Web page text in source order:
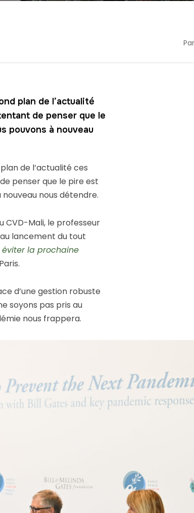
plan de l’actualité
de penser que le
pouvons à nouveau
de l’actualité ces
penser que le pire est
nous détendre.
CVD-Mali, le professeur
au lancement du tout
la prochaine
d’une gestion robuste
soyons pas pris au
nous frappera.